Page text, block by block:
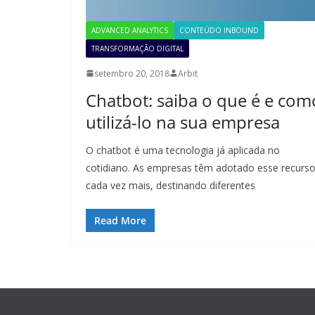
ADVANCED ANALYTICS
CONTEÚDO INBOUND
TRANSFORMAÇÃO DIGITAL
setembro 20, 2018 Arbit
Chatbot: saiba o que é e
utilizá-lo na sua empresa
O chatbot é uma tecnologia já aplicada no
cotidiano. As empresas têm adotado esse recurso
cada vez mais, destinando diferentes
Read More